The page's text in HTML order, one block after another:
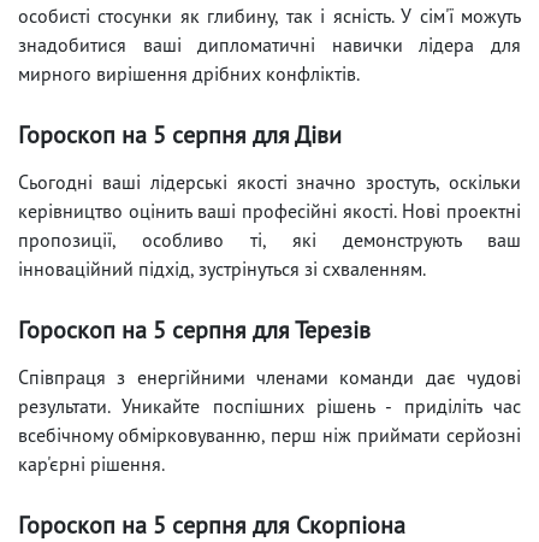
особисті стосунки як глибину, так і ясність. У сім'ї можуть
знадобитися ваші дипломатичні навички лідера для
мирного вирішення дрібних конфліктів.
Гороскоп на 5 серпня для Діви
Сьогодні ваші лідерські якості значно зростуть, оскільки
керівництво оцінить ваші професійні якості. Нові проектні
пропозиції, особливо ті, які демонструють ваш
інноваційний підхід, зустрінуться зі схваленням.
Гороскоп на 5 серпня для Терезів
Співпраця з енергійними членами команди дає чудові
результати. Уникайте поспішних рішень - приділіть час
всебічному обмірковуванню, перш ніж приймати серйозні
кар'єрні рішення.
Гороскоп на 5 серпня для Скорпіона